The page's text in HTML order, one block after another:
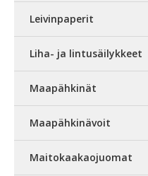
Leivinpaperit
Liha- ja lintusäilykkeet
Maapähkinät
Maapähkinävoit
Maitokaakaojuomat